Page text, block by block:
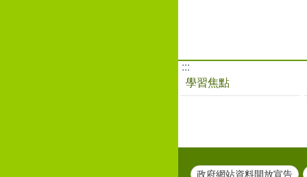
:::
學習焦點
政府網站資料開放宣告